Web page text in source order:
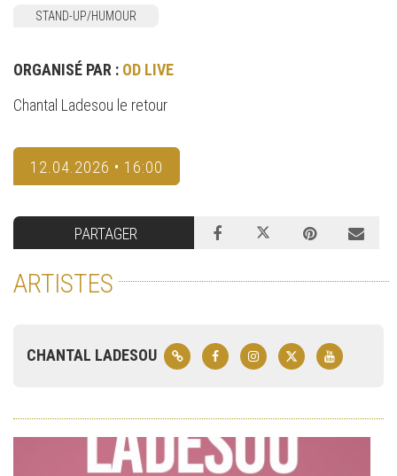
STAND-UP/HUMOUR
ORGANISÉ PAR : OD LIVE
Chantal Ladesou le retour
12.04.2026 • 16:00
PARTAGER
ARTISTES
CHANTAL LADESOU